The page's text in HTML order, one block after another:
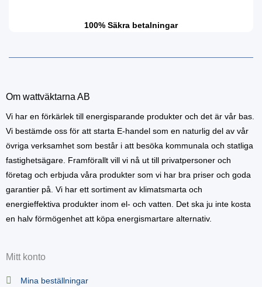
100% Säkra betalningar
Om wattväktarna AB
Vi har en förkärlek till energisparande produkter och det är vår bas.
Vi bestämde oss för att starta E-handel som en naturlig del av vår
övriga verksamhet som består i att besöka kommunala och statliga
fastighetsägare. Framförallt vill vi nå ut till privatpersoner och
företag och erbjuda våra produkter som vi har bra priser och goda
garantier på. Vi har ett sortiment av klimatsmarta och
energieffektiva produkter inom el- och vatten. Det ska ju inte kosta
en halv förmögenhet att köpa energismartare alternativ.
Mitt konto
Mina beställningar